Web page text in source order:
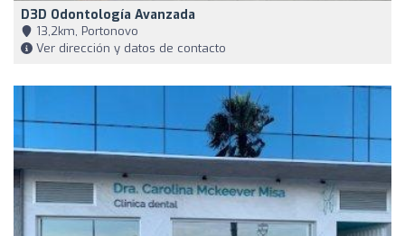
D3D Odontología Avanzada
13,2km, Portonovo
Ver dirección y datos de contacto